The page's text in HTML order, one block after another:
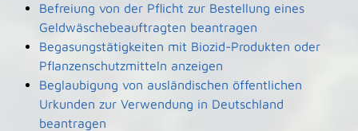
Befreiung von der Pflicht zur Bestellung eines
Geldwäschebeauftragten beantragen
Begasungstätigkeiten mit Biozid-Produkten oder
Pflanzenschutzmitteln anzeigen
Beglaubigung von ausländischen öffentlichen
Urkunden zur Verwendung in Deutschland
beantragen